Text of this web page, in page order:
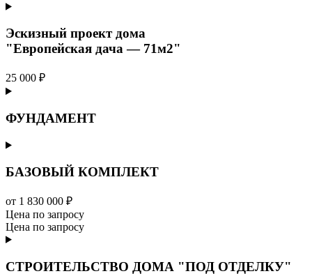
Эскизный проект дома
"Европейская дача — 71м2"
25 000 ₽
ФУНДАМЕНТ
БАЗОВЫЙ КОМПЛЕКТ
от 1 830 000 ₽
Цена по запросу
Цена по запросу
СТРОИТЕЛЬСТВО ДОМА "ПОД ОТДЕЛКУ"